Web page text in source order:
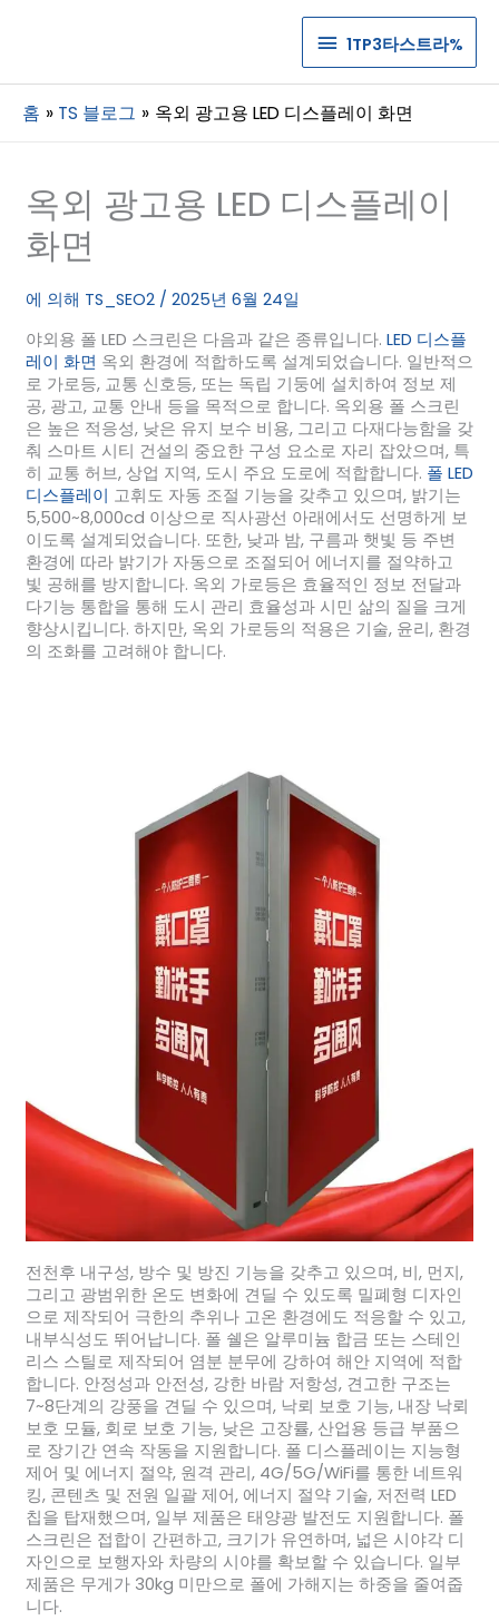
1TP3
타
스
라%
1TP3타스트라%
홈 TS 블로그 옥외 광고용 LED 디스플레이 화면
옥외 광고용 LED 디스플레이
화면
에 의해 TS_SEO2 / 2025년 6월 24일
야외용 폴 LED 스크린은 다음과 같은 종류입니다. LED 디스플
레이 화면 옥외 환경에 적합하도록 설계되었습니다. 일반적으
로 가로등, 교통 신호등, 또는 독립 기둥에 설치하여 정보 제
공, 광고, 교통 안내 등을 목적으로 합니다. 옥외용 폴 스크린
은 높은 적응성, 낮은 유지 보수 비용, 그리고 다재다능함을 갖
춰 스마트 시티 건설의 중요한 구성 요소로 자리 잡았으며, 특
히 교통 허브, 상업 지역, 도시 주요 도로에 적합합니다. 폴 LED
디스플레이 고휘도 자동 조절 기능을 갖추고 있으며, 밝기는
5,500~8,000cd 이상으로 직사광선 아래에서도 선명하게 보
이도록 설계되었습니다. 또한, 낮과 밤, 구름과 햇빛 등 주변
환경에 따라 밝기가 자동으로 조절되어 에너지를 절약하고
빛 공해를 방지합니다. 옥외 가로등은 효율적인 정보 전달과
다기능 통합을 통해 도시 관리 효율성과 시민 삶의 질을 크게
향상시킵니다. 하지만, 옥외 가로등의 적용은 기술, 윤리, 환경
의 조화를 고려해야 합니다.
전천후 내구성, 방수 및 방진 기능을 갖추고 있으며, 비, 먼지,
그리고 광범위한 온도 변화에 견딜 수 있도록 밀폐형 디자인
으로 제작되어 극한의 추위나 고온 환경에도 적응할 수 있고,
내부식성도 뛰어납니다. 폴 쉘은 알루미늄 합금 또는 스테인
리스 스틸로 제작되어 염분 분무에 강하여 해안 지역에 적합
합니다. 안정성과 안전성, 강한 바람 저항성, 견고한 구조는
7~8단계의 강풍을 견딜 수 있으며, 낙뢰 보호 기능, 내장 낙뢰
보호 모듈, 회로 보호 기능, 낮은 고장률, 산업용 등급 부품으
로 장기간 연속 작동을 지원합니다. 폴 디스플레이는 지능형
제어 및 에너지 절약, 원격 관리, 4G/5G/WiFi를 통한 네트워
킹, 콘텐츠 및 전원 일괄 제어, 에너지 절약 기술, 저전력 LED
칩을 탑재했으며, 일부 제품은 태양광 발전도 지원합니다. 폴
스크린은 접합이 간편하고, 크기가 유연하며, 넓은 시야각 디
자인으로 보행자와 차량의 시야를 확보할 수 있습니다. 일부
제품은 무게가 30kg 미만으로 폴에 가해지는 하중을 줄여줍
니다.